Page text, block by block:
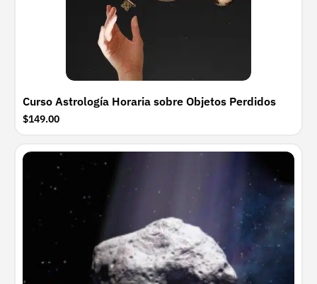
Curso Astrología Horaria sobre Objetos Perdidos
$149.00